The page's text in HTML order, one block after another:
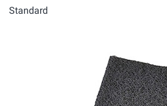
Standard